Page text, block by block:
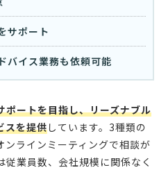
サポート
バイス業務も依頼可能
ポートを目指し、リーズナブル
スを提供しています。3種類の
ラインミーティングで相談が
業員数、会社規模に関係なく